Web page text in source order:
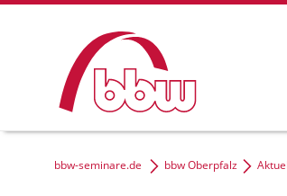
bbw-seminare.de bbw Oberpfalz